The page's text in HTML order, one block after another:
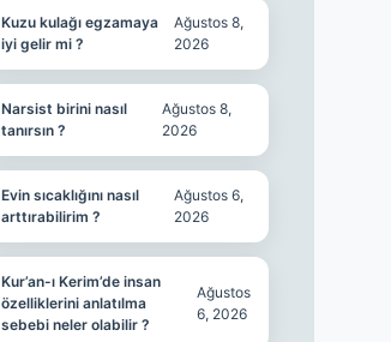
Kuzu kulağı egzamaya
iyi gelir mi ?
Ağustos 8,
2026
Narsist birini nasıl
tanırsın ?
Ağustos 8,
2026
Evin sıcaklığını nasıl
arttırabilirim ?
Ağustos 6,
2026
Kur’an-ı Kerim’de insan
özelliklerini anlatılma
sebebi neler olabilir ?
Ağustos
6, 2026